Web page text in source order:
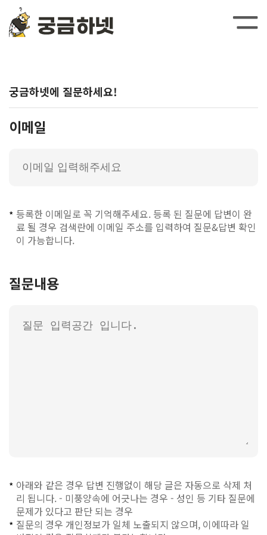
궁금하넷에 질문하세요!
이메일
* 등록한 이메일로 꼭 기억해주세요. 등록 된 질문에 답변이 완
료 될 경우 검색란에 이메일 주소를 입력하여 질문&답변 확인
이 가능합니다.
질문내용
* 아래와 같은 경우 답변 진행없이 해당 글은 자동으로 삭제 처
리 됩니다. - 미풍양속에 어긋나는 경우 - 성인 등 기타 질문에
문제가 있다고 판단 되는 경우
* 질문의 경우 개인정보가 일체 노출되지 않으며, 이에따라 일